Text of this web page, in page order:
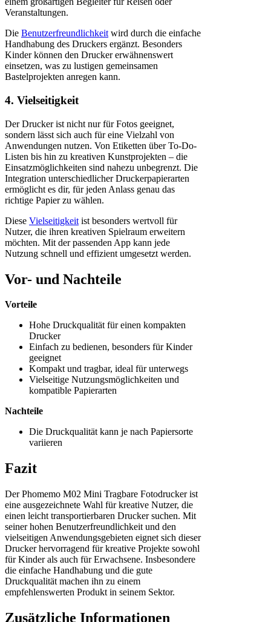
Veranstaltungen.
Die Benutzerfreundlichkeit wird durch die einfache
Handhabung des Druckers ergänzt. Besonders
Kinder können den Drucker erwähnenswert
einsetzen, was zu lustigen gemeinsamen
Bastelprojekten anregen kann.
4. Vielseitigkeit
Der Drucker ist nicht nur für Fotos geeignet,
sondern lässt sich auch für eine Vielzahl von
Anwendungen nutzen. Von Etiketten über To-Do-
Listen bis hin zu kreativen Kunstprojekten – die
Einsatzmöglichkeiten sind nahezu unbegrenzt. Die
Integration unterschiedlicher Druckerpapierarten
ermöglicht es dir, für jeden Anlass genau das
richtige Papier zu wählen.
Diese Vielseitigkeit ist besonders wertvoll für
Nutzer, die ihren kreativen Spielraum erweitern
möchten. Mit der passenden App kann jede
Nutzung schnell und effizient umgesetzt werden.
Vor- und Nachteile
Vorteile
Hohe Druckqualität für einen kompakten
Drucker
Einfach zu bedienen, besonders für Kinder
geeignet
Kompakt und tragbar, ideal für unterwegs
Vielseitige Nutzungsmöglichkeiten und
kompatible Papierarten
Nachteile
Die Druckqualität kann je nach Papiersorte
variieren
Fazit
Der Phomemo M02 Mini Tragbare Fotodrucker ist
eine ausgezeichnete Wahl für kreative Nutzer, die
einen leicht transportierbaren Drucker suchen. Mit
seiner hohen Benutzerfreundlichkeit und den
vielseitigen Anwendungsgebieten eignet sich dieser
Drucker hervorragend für kreative Projekte sowohl
für Kinder als auch für Erwachsene. Insbesondere
die einfache Handhabung und die gute
Druckqualität machen ihn zu einem
empfehlenswerten Produkt in seinem Sektor.
Zusätzliche Informationen